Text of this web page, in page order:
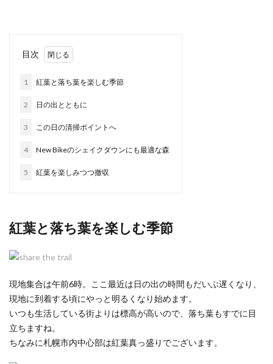
目次
1 紅葉と落ち葉を楽しむ季節
2 日の出とともに
3 この日の清掃ポイントへ
4 New Bikeのシェイクダウンにも最適な森
5 紅葉を楽しみつつ撤収
紅葉と落ち葉を楽しむ季節
現地集合は午前6時。ここ最近は日の出の時間もだいぶ遅くなり、
現地に到着する頃にやっと明るくなり始めます。
いつも生活している街よりは標高が高いので、落ち葉もすでに目
立ちますね。
ちなみに札幌市内中心部は紅葉真っ盛りでございます。